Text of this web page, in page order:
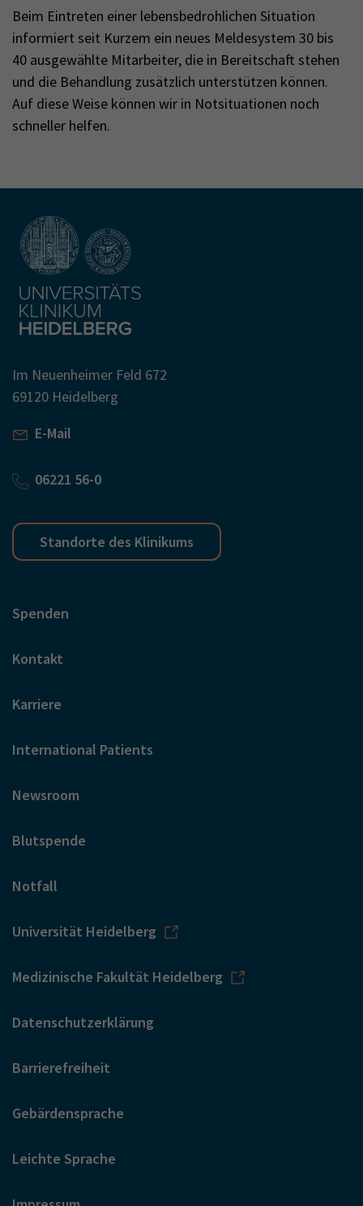
Beim Eintreten einer lebensbedrohlichen Situation
informiert seit Kurzem ein neues Meldesystem 30 bis
40 ausgewählte Mitarbeiter, die in Bereitschaft stehen
und die Behandlung zusätzlich unterstützen können.
Auf diese Weise können wir in Notsituationen noch
schneller helfen.
Im Neuenheimer Feld 672
69120 Heidelberg
E-Mail
06221 56-0
Standorte des Klinikums
Spenden
Kontakt
Karriere
International Patients
Newsroom
Blutspende
Notfall
Universität Heidelberg
Medizinische Fakultät Heidelberg
Datenschutzerklärung
Barrierefreiheit
Gebärdensprache
Leichte Sprache